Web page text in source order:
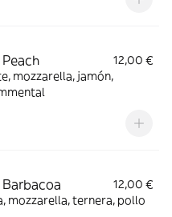
12,00 €
mozzarella, jamón,
12,00 €
mozzarella, ternera, pollo